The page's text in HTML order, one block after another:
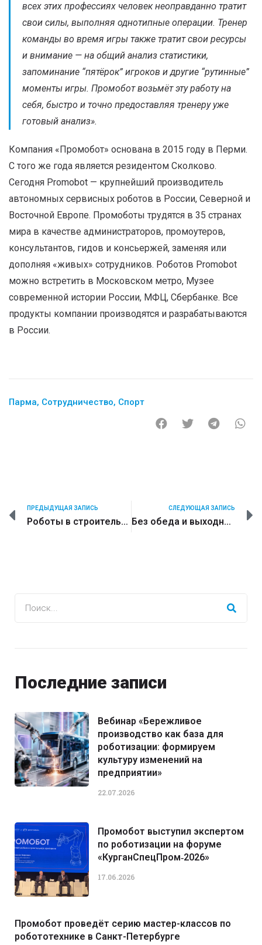
всех этих профессиях человек неоправданно тратит
свои силы, выполняя однотипные операции. Тренер
команды во время игры также тратит свои ресурсы
и внимание — на общий анализ статистики,
запоминание “пятёрок” игроков и другие “рутинные”
моменты игры. Промобот возьмёт эту работу на
себя, быстро и точно предоставляя тренеру уже
готовый анализ».
Компания «Промобот» основана в 2015 году в Перми.
С того же года является резидентом Сколково.
Сегодня Promobot — крупнейший производитель
автономных сервисных роботов в России, Северной и
Восточной Европе. Промоботы трудятся в 35 странах
мира в качестве администраторов, промоутеров,
консультантов, гидов и консьержей, заменяя или
дополняя «живых» сотрудников. Роботов Promobot
можно встретить в Московском метро, Музее
современной истории России, МФЦ, Сбербанке. Все
продукты компании производятся и разрабатываются
в России.
Парма, Сотрудничество, Спорт
ПРЕДЫДУЩАЯ ЗАПИСЬ
Роботы в строительстве и девелопменте в 2019 году
СЛЕДУЮЩАЯ ЗАПИСЬ
Без обеда и выходных. Пермский МФЦ поделился результатами внедрения робота
Последние записи
Вебинар «Бережливое
производство как база для
роботизации: формируем
культуру изменений на
предприятии»
22.07.2026
Промобот выступил экспертом
по роботизации на форуме
«КурганСпецПром‑2026»
17.06.2026
Промобот проведёт серию мастер-классов по
робототехнике в Санкт-Петербурге